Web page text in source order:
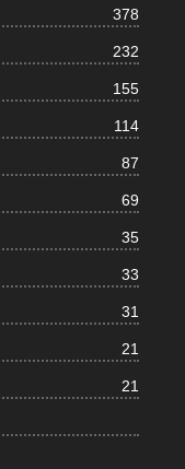
378
232
155
114
87
69
35
33
31
21
21